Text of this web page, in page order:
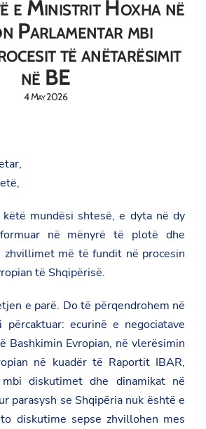
e Ministrit Hoxha në
Parlamentar mbi
të anëtarësimit
në BE
4 May 2026
mundësi shtesë, e dyta në dy
në mënyrë të plotë dhe
zhvillimet më të fundit në procesin
të Shqipërisë.
e parë. Do të përqendrohem në
ecurinë e negociatave
Bashkimin Evropian, në vlerësimin
në kuadër të Raportit IBAR,
diskutimet dhe dinamikat në
parasysh se Shqipëria nuk është e
diskutime sepse zhvillohen mes